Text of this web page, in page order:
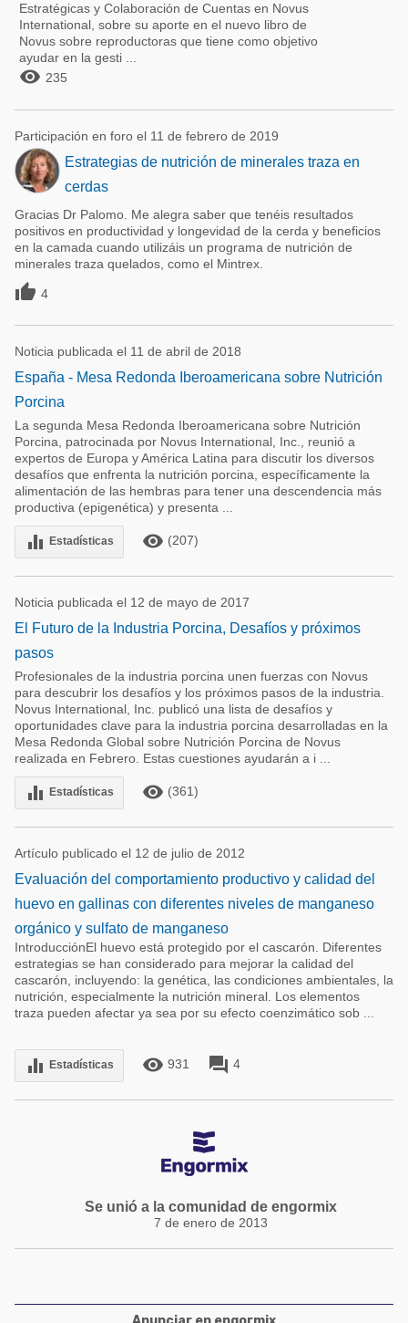
Estratégicas y Colaboración de Cuentas en Novus
International, sobre su aporte en el nuevo libro de
Novus sobre reproductoras que tiene como objetivo
ayudar en la gesti ...
 235
Participación en foro el 11 de febrero de 2019
Estrategias de nutrición de minerales traza en
cerdas
Gracias Dr Palomo. Me alegra saber que tenéis resultados
positivos en productividad y longevidad de la cerda y beneficios
en la camada cuando utilizáis un programa de nutrición de
minerales traza quelados, como el Mintrex.
 4
Noticia publicada el 11 de abril de 2018
España - Mesa Redonda Iberoamericana sobre Nutrición
Porcina
La segunda Mesa Redonda Iberoamericana sobre Nutrición
Porcina, patrocinada por Novus International, Inc., reunió a
expertos de Europa y América Latina para discutir los diversos
desafíos que enfrenta la nutrición porcina, específicamente la
alimentación de las hembras para tener una descendencia más
productiva (epigenética) y presenta ...
equalizer Estadísticas remove_red_eye (207)
Noticia publicada el 12 de mayo de 2017
El Futuro de la Industria Porcina, Desafíos y próximos
pasos
Profesionales de la industria porcina unen fuerzas con Novus
para descubrir los desafíos y los próximos pasos de la industria.
Novus International, Inc. publicó una lista de desafíos y
oportunidades clave para la industria porcina desarrolladas en la
Mesa Redonda Global sobre Nutrición Porcina de Novus
realizada en Febrero. Estas cuestiones ayudarán a i ...
equalizer Estadísticas remove_red_eye (361)
Artículo publicado el 12 de julio de 2012
Evaluación del comportamiento productivo y calidad del
huevo en gallinas con diferentes niveles de manganeso
orgánico y sulfato de manganeso
IntroducciónEl huevo está protegido por el cascarón. Diferentes
estrategias se han considerado para mejorar la calidad del
cascarón, incluyendo: la genética, las condiciones ambientales, la
nutrición, especialmente la nutrición mineral. Los elementos
traza pueden afectar ya sea por su efecto coenzimático sob ...
equalizer Estadísticas remove_red_eye 931 forum 4
Se unió a la comunidad de engormix
7 de enero de 2013